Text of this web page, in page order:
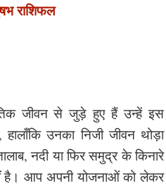
राशिफल
जीवन से जुड़े हुए हैं उन्हें इस
हालाँकि उनका निजी जीवन थोड़ा
नदी या फिर समुद्र के किनारे
आप अपनी योजनाओं को लेकर